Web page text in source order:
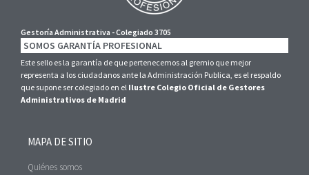
Gestoría Administrativa - Colegiado 3705
SOMOS GARANTÍA PROFESIONAL
Este sello es la garantía de que pertenecemos al gremio que mejor
representa a los ciudadanos ante la Administración Publica, es el respaldo
que supone ser colegiado en el Ilustre Colegio Oficial de Gestores
Administrativos de Madrid
MAPA DE SITIO
Quiénes somos